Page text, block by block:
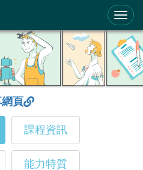
助系統
頁
課程資訊
能力特質